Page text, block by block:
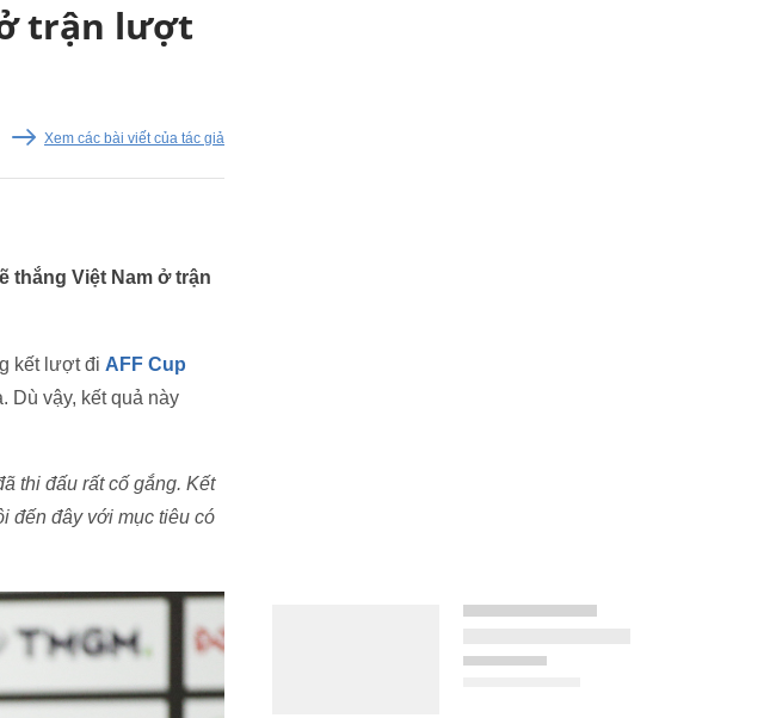
trận lượt
Xem các bài viết của tác giả
thắng Việt Nam ở trận
kết lượt đi AFF Cup
Dù vậy, kết quả này
thi đấu rất cố gắng. Kết
đến đây với mục tiêu có